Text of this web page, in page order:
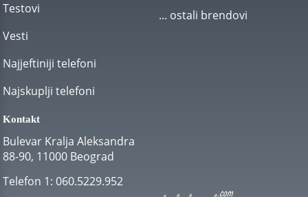
Testovi
Vesti
Najjeftiniji telefoni
Najskuplji telefoni
... ostali brendovi
Kontakt
Bulevar Kralja Aleksandra
88-90, 11000 Beograd
Telefon 1: 060.5229.952